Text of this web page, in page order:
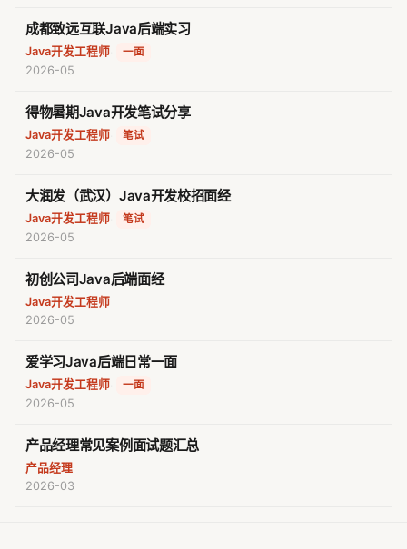
成都致远互联Java后端实习
Java开发工程师 一面
2026-05
得物暑期Java开发笔试分享
Java开发工程师 笔试
2026-05
大润发（武汉）Java开发校招面经
Java开发工程师 笔试
2026-05
初创公司Java后端面经
Java开发工程师
2026-05
爱学习Java后端日常一面
Java开发工程师 一面
2026-05
产品经理常见案例面试题汇总
产品经理
2026-03